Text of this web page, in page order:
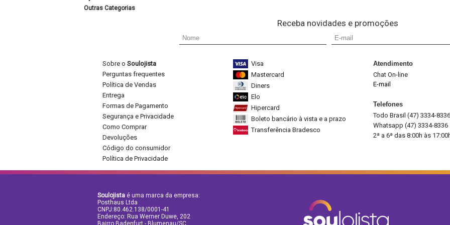
Outras Categorias
Receba novidades e promoções
Sobre o Soulojista
Perguntas frequentes
Política de Vendas
Entrega
Formas de Pagamento
Segurança e Privacidade
Como Comprar
Devoluções
Código do consumidor
Política de Privacidade
Visa
Mastercard
Diners
Elo
Hipercard
Boleto bancário à vista e a prazo
Transferência Bradesco
Atendimento
Chat On-line
E-mail
Telefones
Todo Brasil (47) 3334-8336
Whatsapp (47) 3334-8336
2ª a 6ª das 8:00h às
Soulojista é uma marca da empresa:
Posthaus Ltda
CNPJ:80.462.138/0001-41
Endereço: Rua Werner Duwe, 202
Bairro Badenfurt - Blumenau/SC